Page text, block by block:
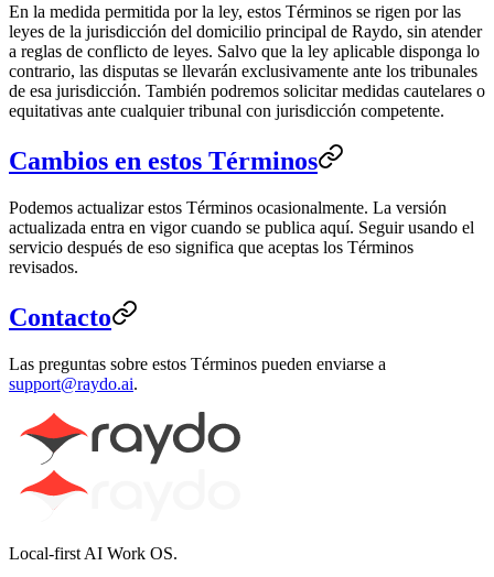
En la medida permitida por la ley, estos Términos se rigen por las
leyes de la jurisdicción del domicilio principal de Raydo, sin atender
a reglas de conflicto de leyes. Salvo que la ley aplicable disponga lo
contrario, las disputas se llevarán exclusivamente ante los tribunales
de esa jurisdicción. También podremos solicitar medidas cautelares o
equitativas ante cualquier tribunal con jurisdicción competente.
Cambios en estos Términos
Podemos actualizar estos Términos ocasionalmente. La versión
actualizada entra en vigor cuando se publica aquí. Seguir usando el
servicio después de eso significa que aceptas los Términos
revisados.
Contacto
Las preguntas sobre estos Términos pueden enviarse a
support@raydo.ai.
Local-first AI Work OS.